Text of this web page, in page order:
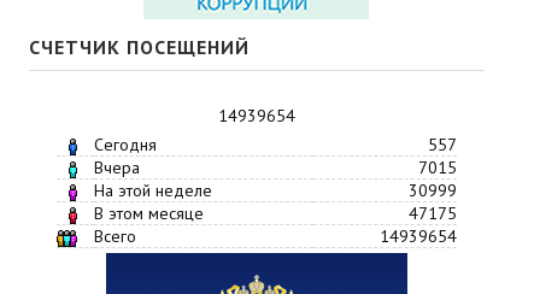
СЧЕТЧИК ПОСЕЩЕНИЙ
14939654
Сегодня
557
Вчера
7015
На этой неделе
30999
В этом месяце
47175
Всего
14939654